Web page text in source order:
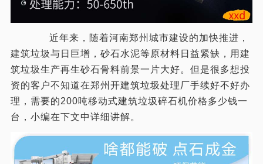
近年来，随着河南郑州城市建设的加快推进，
建筑垃圾与日巨增，砂石水泥等原材料日益紧缺，用建
筑垃圾生产再生砂石骨料前景一片大好。但是很多想投
资的客户不知道在郑州开建筑垃圾处理厂手续好不好办
理，需要的200吨移动式建筑垃圾碎石机价格多少钱一
台，小编在下文中详细讲解。